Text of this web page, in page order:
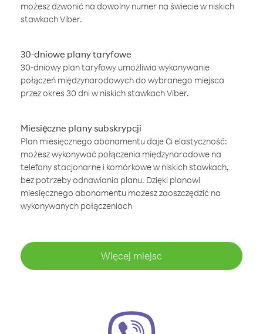
możesz dzwonić na dowolny numer na świecie w niskich
stawkach Viber.
30-dniowe plany taryfowe
30-dniowy plan taryfowy umożliwia wykonywanie
połączeń międzynarodowych do wybranego miejsca
przez okres 30 dni w niskich stawkach Viber.
Miesięczne plany subskrypcji
Plan miesięcznego abonamentu daje Ci elastyczność:
możesz wykonywać połączenia międzynarodowe na
telefony stacjonarne i komórkowe w niskich stawkach,
bez potrzeby odnawiania planu. Dzięki planowi
miesięcznego abonamentu możesz zaoszczędzić na
wykonywanych połączeniach
Więcej miejsc